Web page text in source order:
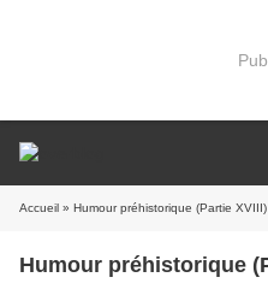
Accueil » Humour préhistorique (Partie XVIII)
Humour préhistorique